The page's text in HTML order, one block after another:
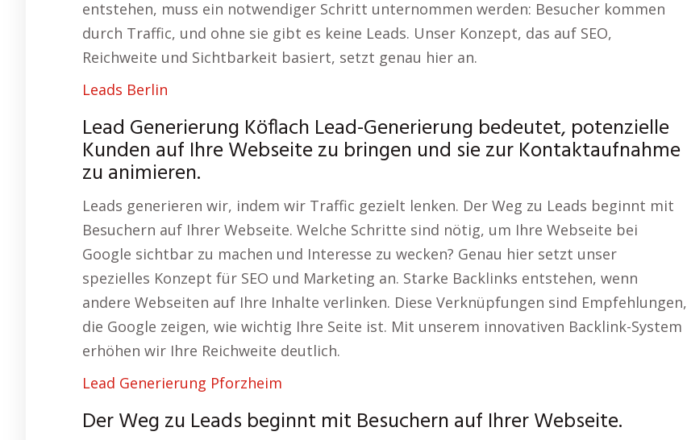
entstehen, muss ein notwendiger Schritt unternommen werden: Besucher kommen
durch Traffic, und ohne sie gibt es keine Leads. Unser Konzept, das auf SEO,
Reichweite und Sichtbarkeit basiert, setzt genau hier an.
Leads Berlin
Lead Generierung Köflach Lead-Generierung bedeutet, potenzielle
Kunden auf Ihre Webseite zu bringen und sie zur Kontaktaufnahme
zu animieren.
Leads generieren wir, indem wir Traffic gezielt lenken. Der Weg zu Leads beginnt mit
Besuchern auf Ihrer Webseite. Welche Schritte sind nötig, um Ihre Webseite bei
Google sichtbar zu machen und Interesse zu wecken? Genau hier setzt unser
spezielles Konzept für SEO und Marketing an. Starke Backlinks entstehen, wenn
andere Webseiten auf Ihre Inhalte verlinken. Diese Verknüpfungen sind Empfehlungen,
die Google zeigen, wie wichtig Ihre Seite ist. Mit unserem innovativen Backlink-System
erhöhen wir Ihre Reichweite deutlich.
Lead Generierung Pforzheim
Der Weg zu Leads beginnt mit Besuchern auf Ihrer Webseite.